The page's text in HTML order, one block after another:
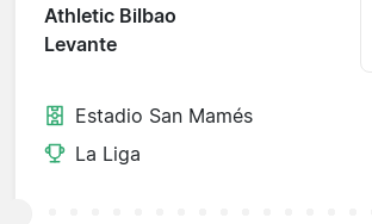
Athletic Bilbao
Levante
Estadio San Mamés
La Liga